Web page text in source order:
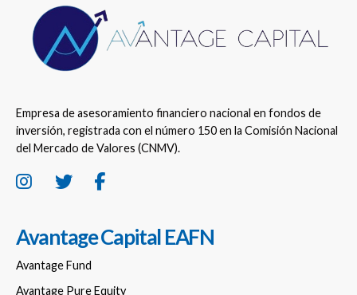
Empresa de asesoramiento financiero nacional en fondos de
inversión, registrada con el número 150 en la Comisión Nacional
del Mercado de Valores (CNMV).
Avantage Capital EAFN
Avantage Fund
Avantage Pure Equity